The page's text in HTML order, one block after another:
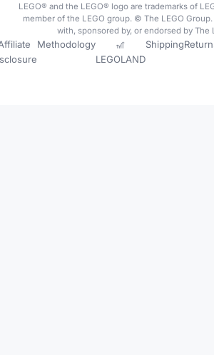
LEGO® and the LEGO® logo are trademarks of
member of the LEGO group. © The LEGO
with, sponsored by, or endorsed by The
Methodology
🎢
LEGOLAND
Shipping